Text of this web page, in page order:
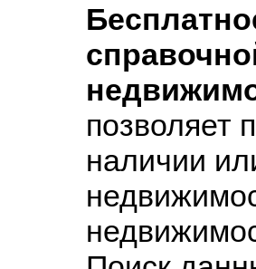
позволяет
наличии